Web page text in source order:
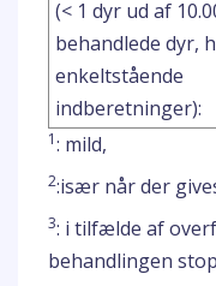
(< 1 dyr ud af
behandlede dyr,
enkeltstående
indberetninger):
1: mild,
2:især når der
3: i tilfælde af
behandlingen